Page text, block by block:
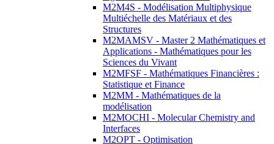
M2M4S - Modélisation Multiphysique
Multiéchelle des Matériaux et des
Structures
M2MAMSV - Master 2 Mathématiques et
Applications - Mathématiques pour les
Sciences du Vivant
M2MFSF - Mathématiques Financières :
Statistique et Finance
M2MM - Mathématiques de la
modélisation
M2MOCHI - Molecular Chemistry and
Interfaces
M2OPT - Optimisation